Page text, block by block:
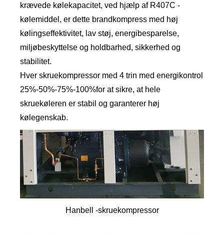
krævede kølekapacitet, ved hjælp af R407C -
kølemiddel, er dette brandkompress med høj
kølingseffektivitet, lav støj, energibesparelse,
miljøbeskyttelse og holdbarhed, sikkerhed og
stabilitet.
Hver skruekompressor med 4 trin med energikontrol
25%-50%-75%-100%for at sikre, at hele
skruekøleren er stabil og garanterer høj
kølegenskab.
Hanbell -skruekompressor